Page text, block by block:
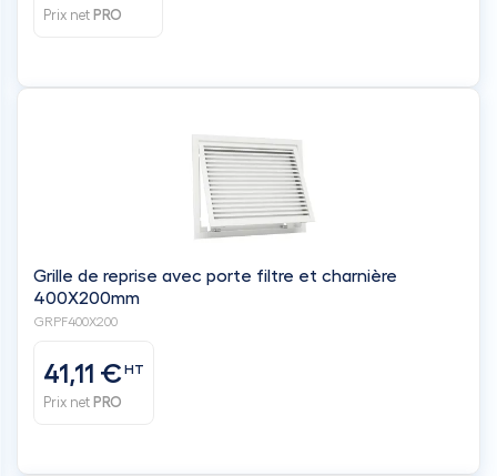
Prix net PRO
Grille de reprise avec porte filtre et charnière
400X200mm
GRPF400X200
41,11 €HT
Prix net PRO